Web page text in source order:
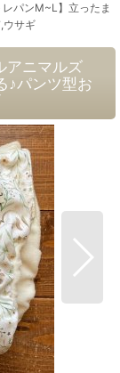
パンM~L】立ったま
ウサギ
アニマルズ
♪パンツ型お